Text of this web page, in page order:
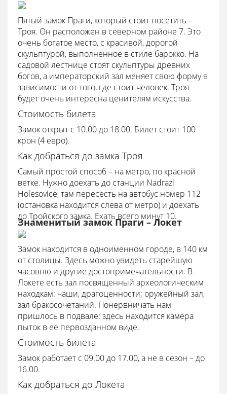
Пятый замок Праги, который стоит посетить –
Троя. Он расположен в северном районе 7. Это
очень богатое место, с красивой, дорогой
скульптурой, выполненное в стиле барокко. На
садовой лестнице стоят скульптуры древних
богов, а императорский зал меняет свою форму в
зависимости от того, где стоит человек. Троя
будет очень интересна ценителям искусства.
Стоимость билета
Замок открыт с 10.00 до 18.00. Билет стоит 100
крон (4 евро).
Как добраться до замка Троя
Самый простой способ – на метро, по красной
ветке. Нужно доехать до станции Nadrazi
Holesovice, там пересесть на автобус номер 112
(остановка находится слева от метро) и доехать
до Тройского замка. Ехать всего минут 10.
Знаменитый замок Праги – Локет
Замок находится в одноименном городе, в 140 км
от столицы. Здесь можно увидеть старейшую
часовню и другие достопримечательности. В
Локете есть зал посвященный археологическим
находкам: чаши, драгоценности; оружейный зал,
зал бракосочетаний. Понервничать нам
пришлось в подвале: здесь находится камера
пыток в ее первозданном виде.
Стоимость билета
Замок работает с 09.00 до 17.00, а не в сезон – до
16.00.
Как добраться до Локета